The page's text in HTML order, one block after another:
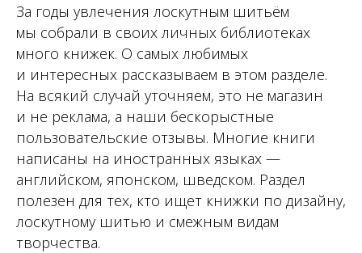
За годы увлечения лоскутным шитьём
мы собрали в своих личных библиотеках
много книжек. О самых любимых
и интересных рассказываем в этом разделе.
На всякий случай уточняем, это не магазин
и не реклама, а наши бескорыстные
пользовательские отзывы. Многие книги
написаны на иностранных языках —
английском, японском, шведском. Раздел
полезен для тех, кто ищет книжки по дизайну,
лоскутному шитью и смежным видам
творчества.